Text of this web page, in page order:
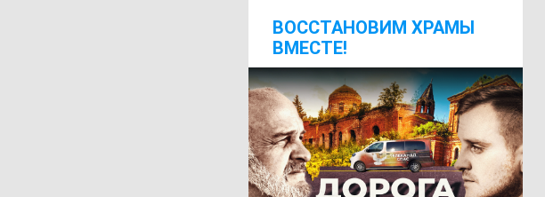
ВОCСТАНОВИМ ХРАМЫ
ВМЕСТЕ!